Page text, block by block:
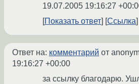
19.07.2005 19:16:27
Показать ответ
Ссылка
Ответ на: комментарий от
19:16:27 +00:00
за ссылку благодарю.